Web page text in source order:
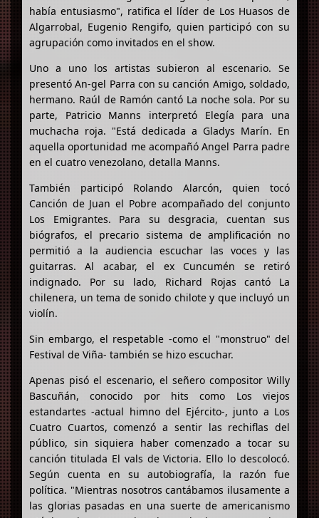
había entusiasmo", ratifica el líder de Los Huasos de
Algarrobal, Eugenio Rengifo, quien participó con su
agrupación como invitados en el show.
Uno a uno los artistas subieron al escenario. Se
presentó An-gel Parra con su canción Amigo, soldado,
hermano. Raúl de Ramón cantó La noche sola. Por su
parte, Patricio Manns interpretó Elegía para una
muchacha roja. "Está dedicada a Gladys Marín. En
aquella oportunidad me acompañó Angel Parra padre
en el cuatro venezolano, detalla Manns.
También participó Rolando Alarcón, quien tocó
Canción de Juan el Pobre acompañado del conjunto
Los Emigrantes. Para su desgracia, cuentan sus
biógrafos, el precario sistema de amplificación no
permitió a la audiencia escuchar las voces y las
guitarras. Al acabar, el ex Cuncumén se retiró
indignado. Por su lado, Richard Rojas cantó La
chilenera, un tema de sonido chilote y que incluyó un
violín.
Sin embargo, el respetable -como el "monstruo" del
Festival de Viña- también se hizo escuchar.
Apenas pisó el escenario, el señero compositor Willy
Bascuñán, conocido por hits como Los viejos
estandartes -actual himno del Ejército-, junto a Los
Cuatro Cuartos, comenzó a sentir las rechiflas del
público, sin siquiera haber comenzado a tocar su
canción titulada El vals de Victoria. Ello lo descolocó.
Según cuenta en su autobiografía, la razón fue
política. "Mientras nosotros cantábamos ilusamente a
las glorias pasadas en una suerte de americanismo